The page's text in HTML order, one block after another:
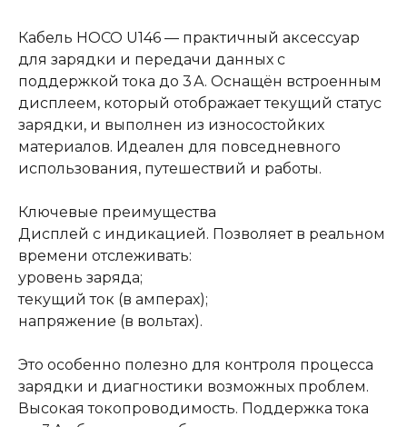
Кабель HOCO U146 — практичный аксессуар
для зарядки и передачи данных с
поддержкой тока до 3 А. Оснащён встроенным
дисплеем, который отображает текущий статус
зарядки, и выполнен из износостойких
материалов. Идеален для повседневного
использования, путешествий и работы.
Ключевые преимущества
Дисплей с индикацией. Позволяет в реальном
времени отслеживать:
уровень заряда;
текущий ток (в амперах);
напряжение (в вольтах).
Это особенно полезно для контроля процесса
зарядки и диагностики возможных проблем.
Высокая токопроводимость. Поддержка тока